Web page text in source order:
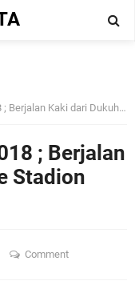
Dukuh Atas ke Stadion Gelora Bung Karno
; Berjalan
Stadion
Comment